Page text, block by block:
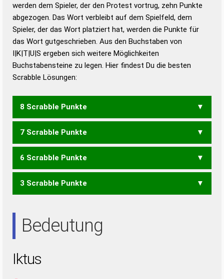
Duden – Standardwerk in 12 Bänden
Duden – Richtiges und gutes
Deutsch
Duden – Die deutsche Grammatik
Duden – Deutsches
werden dem Spieler, der den Protest vortrug, zehn Punkte
abgezogen. Das Wort verbleibt auf dem Spielfeld, dem
Spieler, der das Wort platziert hat, werden die Punkte für
das Wort gutgeschrieben. Aus den Buchstaben von
I|K|T|U|S ergeben sich weitere Möglichkeiten
Buchstabensteine zu legen. Hier findest Du die besten
Scrabble Lösungen:
8 Scrabble Punkte
KUTIS
7 Scrabble Punkte
KITS
6 Scrabble Punkte
KIT SKI SUK
3 Scrabble Punkte
Bedeutung
Iktus